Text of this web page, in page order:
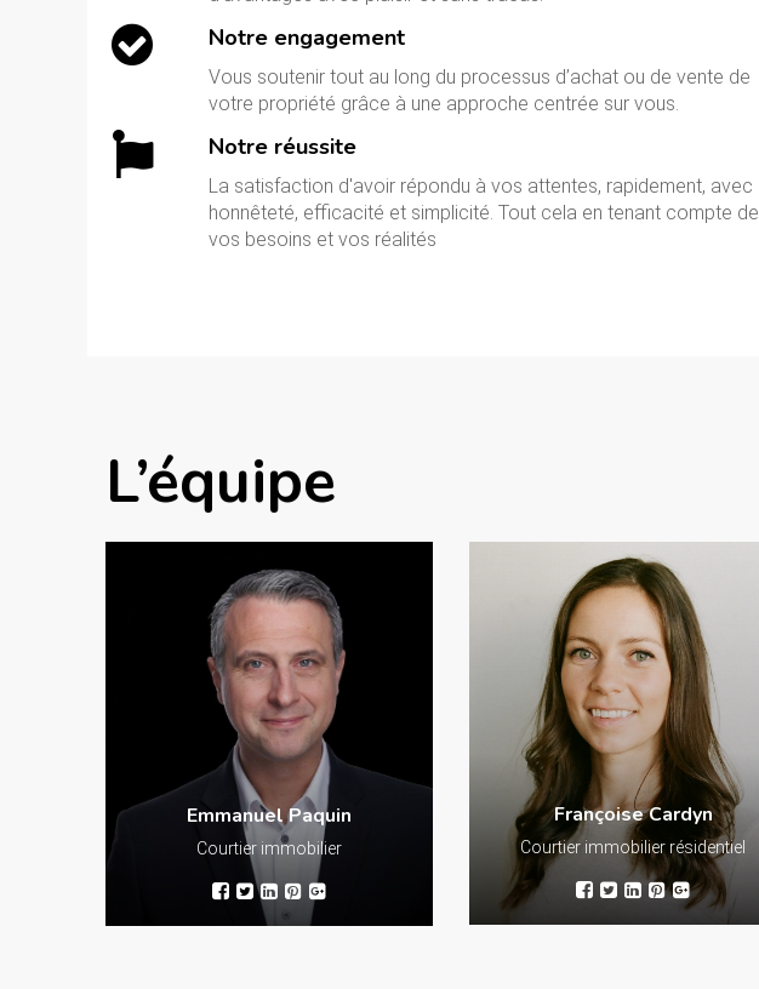
Notre engagement
Vous soutenir tout au long du processus d’achat ou de vente de
votre propriété grâce à une approche centrée sur vous.
Notre réussite
La satisfaction d'avoir répondu à vos attentes, rapidement, avec
honnêteté, efficacité et simplicité. Tout cela en tenant compte de
vos besoins et vos réalités
L’équipe
Emmanuel Paquin
Courtier immobilier
Emmanuel Paquin
Courtier immobilier
Passion, écoute, efficacité et
dynamisme. Mes objectifs sont
centrés sur vos besoins et chaque
transaction est unique et importante.
Françoise Cardyn
Courtier immobilier résidentiel